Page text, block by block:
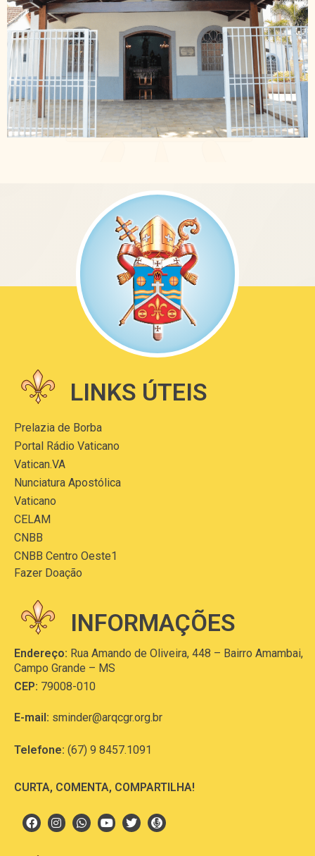
LINKS ÚTEIS
Prelazia de Borba
Portal Rádio Vaticano
Vatican.VA
Nunciatura Apostólica
Vaticano
CELAM
CNBB
CNBB Centro Oeste1
Fazer Doação
INFORMAÇÕES
Endereço: Rua Amando de Oliveira, 448 – Bairro Amambai,
Campo Grande – MS
CEP: 79008-010
E-mail: sminder@arqcgr.org.br
Telefone: (67) 9 8457.1091
CURTA, COMENTA, COMPARTILHA!